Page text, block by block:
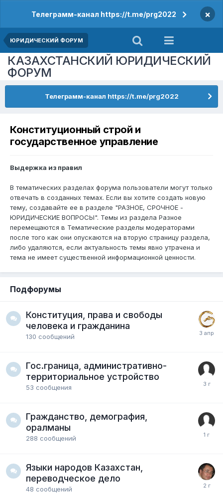
Телеграмм-канал https://t.me/prg2022 ×
ЮРИДИЧЕСКИЙ ФОРУМ
КАЗАХСТАНСКИЙ ЮРИДИЧЕСКИЙ
ФОРУМ
Телеграмм-канал https://t.me/prg2022
Конституционный строй и
государственное управление
Выдержка из правил
В тематических разделах форума пользователи могут только
отвечать в созданных темах. Если вы хотите создать новую
тему, создавайте ее в разделе "РАЗНОЕ, СРОЧНОЕ -
ЮРИДИЧЕСКИЕ ВОПРОСЫ". Темы из раздела Разное
перемещаются в Тематические разделы модераторами
после того как они опускаются на вторую страницу раздела,
либо удаляются, если актуальность темы явно утрачена и
тема не имеет существенной информационной ценности.
Подфорумы
Конституция, права и свободы
человека и гражданина
130 сообщений
Гос.граница, административно-
территориальное устройство
53 сообщения
Гражданство, демография,
оралманы
288 сообщений
Языки народов Казахстан,
переводческое дело
48 сообщений